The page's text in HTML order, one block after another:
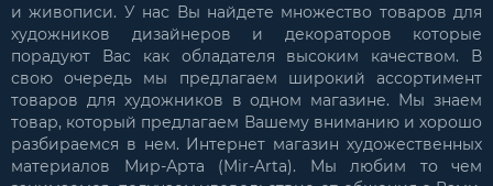
и живописи. У нас Вы найдете множество товаров для
художников дизайнеров и декораторов которые
порадуют Вас как обладателя высоким качеством. В
свою очередь мы предлагаем широкий ассортимент
товаров для художников в одном магазине. Мы знаем
товар, который предлагаем Вашему вниманию и хорошо
разбираемся в нем. Интернет магазин художественных
материалов Мир-Арта (Mir-Arta). Мы любим то чем